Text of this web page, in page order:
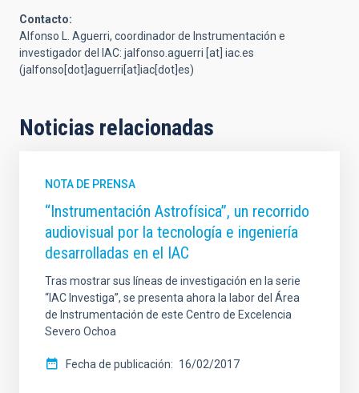
Contacto:
Alfonso L. Aguerri, coordinador de Instrumentación e
investigador del IAC: jalfonso.aguerri [at] iac.es
(jalfonso[dot]aguerri[at]iac[dot]es)
Noticias relacionadas
NOTA DE PRENSA
“Instrumentación Astrofísica”, un recorrido
audiovisual por la tecnología e ingeniería
desarrolladas en el IAC
Tras mostrar sus líneas de investigación en la serie
“IAC Investiga”, se presenta ahora la labor del Área
de Instrumentación de este Centro de Excelencia
Severo Ochoa
Fecha de publicación 16/02/2017